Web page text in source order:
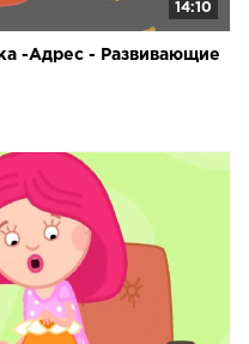
14:10
-Адрес - Развивающие